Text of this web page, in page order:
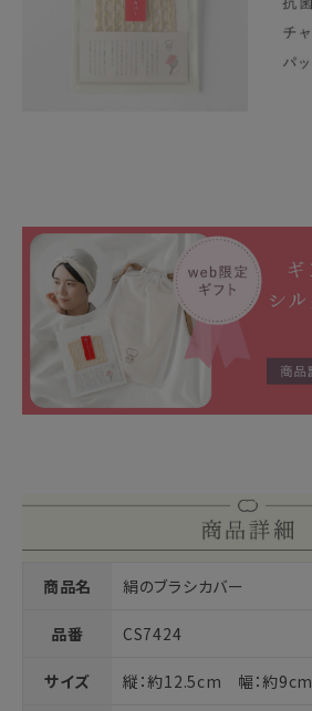
商品名 絹のブラシカバー
品番 CS7424
サイズ 縦：約12.5cm 幅：約9cm